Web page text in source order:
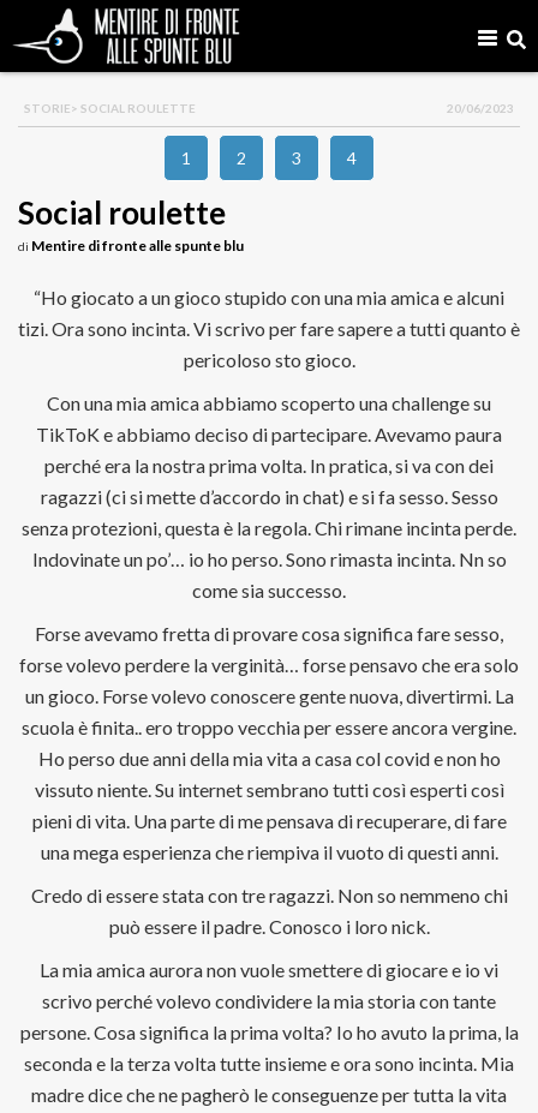
STORIE> SOCIAL ROULETTE 20/06/2023
1 2 3 4
Social roulette
di Mentire di fronte alle spunte blu
“Ho giocato a un gioco stupido con una mia amica e alcuni
tizi. Ora sono incinta. Vi scrivo per fare sapere a tutti quanto è
pericoloso sto gioco.
Con una mia amica abbiamo scoperto una challenge su
TikToK e abbiamo deciso di partecipare. Avevamo paura
perché era la nostra prima volta. In pratica, si va con dei
ragazzi (ci si mette d’accordo in chat) e si fa sesso. Sesso
senza protezioni, questa è la regola. Chi rimane incinta perde.
Indovinate un po’… io ho perso. Sono rimasta incinta. Nn so
come sia successo.
Forse avevamo fretta di provare cosa significa fare sesso,
forse volevo perdere la verginità… forse pensavo che era solo
un gioco. Forse volevo conoscere gente nuova, divertirmi. La
scuola è finita.. ero troppo vecchia per essere ancora vergine.
Ho perso due anni della mia vita a casa col covid e non ho
vissuto niente. Su internet sembrano tutti così esperti così
pieni di vita. Una parte di me pensava di recuperare, di fare
una mega esperienza che riempiva il vuoto di questi anni.
Credo di essere stata con tre ragazzi. Non so nemmeno chi
può essere il padre. Conosco i loro nick.
La mia amica aurora non vuole smettere di giocare e io vi
scrivo perché volevo condividere la mia storia con tante
persone. Cosa significa la prima volta? Io ho avuto la prima, la
seconda e la terza volta tutte insieme e ora sono incinta. Mia
madre dice che ne pagherò le conseguenze per tutta la vita